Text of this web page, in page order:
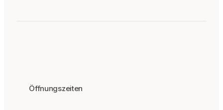
Öffnungszeiten